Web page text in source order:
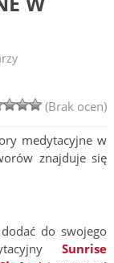
(Brak ocen)
medytacyjne w
znajduje się
do swojego
Sunrise